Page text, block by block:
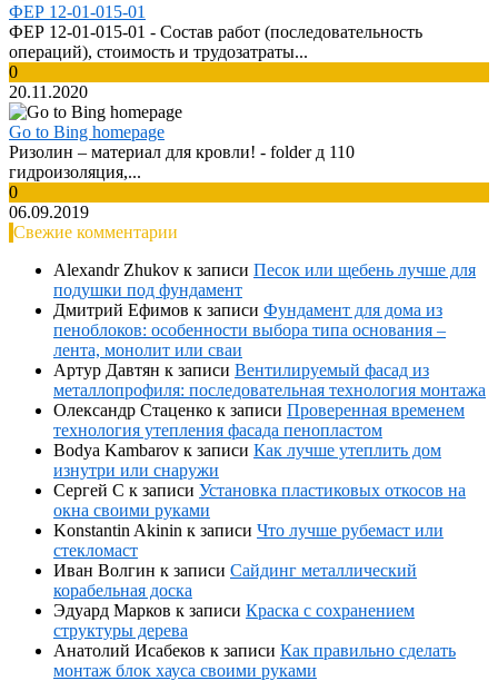
ФЕР 12-01-015-01
ФЕР 12-01-015-01 - Cостав работ (последовательность
операций), стоимость и трудозатраты...
0
20.11.2020
Go to Bing homepage
Ризолин – материал для кровли! - folder д 110
гидроизоляция,...
0
06.09.2019
Свежие комментарии
Alexandr Zhukov к записи Песок или щебень лучше для
подушки под фундамент
Дмитрий Ефимов к записи Фундамент для дома из
пеноблоков: особенности выбора типа основания –
лента, монолит или сваи
Артур Давтян к записи Вентилируемый фасад из
металлопрофиля: последовательная технология монтажа
Олександр Стаценко к записи Проверенная временем
технология утепления фасада пенопластом
Bodya Kambarov к записи Как лучше утеплить дом
изнутри или снаружи
Сергей С к записи Установка пластиковых откосов на
окна своими руками
Konstantin Akinin к записи Что лучше рубемаст или
стекломаст
Иван Волгин к записи Сайдинг металлический
корабельная доска
Эдуард Марков к записи Краска с сохранением
структуры дерева
Анатолий Исабеков к записи Как правильно сделать
монтаж блок хауса своими руками